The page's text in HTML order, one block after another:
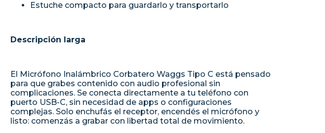
Estuche compacto para guardarlo y transportarlo
Descripción larga
El Micrófono Inalámbrico Corbatero Waggs Tipo C está pensado
para que grabes contenido con audio profesional sin
complicaciones. Se conecta directamente a tu teléfono con
puerto USB-C, sin necesidad de apps o configuraciones
complejas. Solo enchufás el receptor, encendés el micrófono y
listo: comenzás a grabar con libertad total de movimiento.